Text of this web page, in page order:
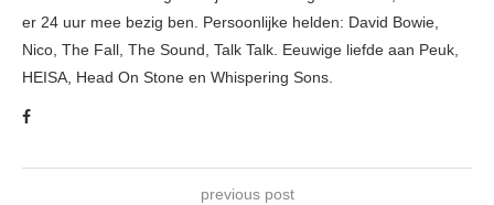
er 24 uur mee bezig ben. Persoonlijke helden: David Bowie,
Nico, The Fall, The Sound, Talk Talk. Eeuwige liefde aan Peuk,
HEISA, Head On Stone en Whispering Sons.
previous post